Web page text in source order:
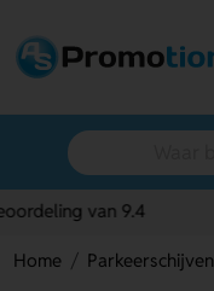
Home Parkeerschijven